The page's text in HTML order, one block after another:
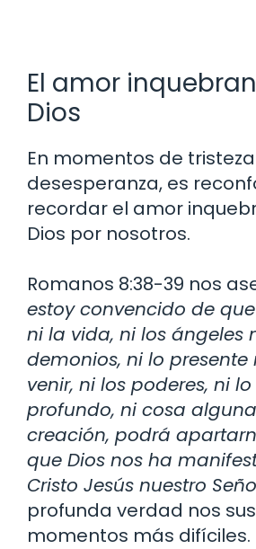
El amor
Dios
En momentos de
desesperanza, es
recordar el amor
Dios por nosotros.
Romanos 8:38-39 nos
estoy convencido de
ni la vida, ni los ángeles
demonios, ni lo presente
venir, ni los poderes, ni
profundo, ni cosa
creación, podrá
que Dios nos ha
Cristo Jesús nuestro
profunda verdad nos
momentos más difíciles.